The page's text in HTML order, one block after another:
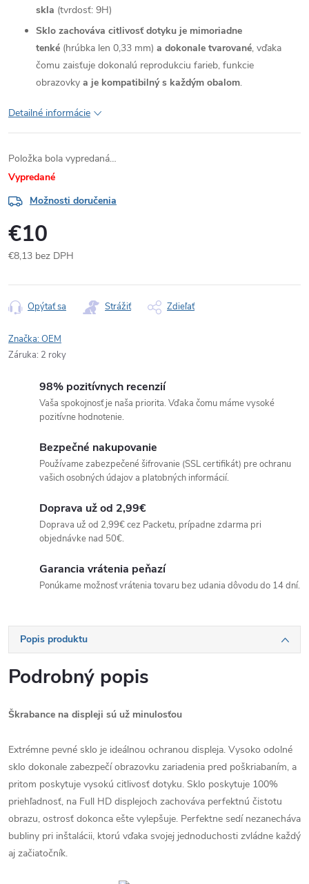
skla (tvrdosť: 9H)
Sklo zachováva citlivosť dotyku je mimoriadne
tenké (hrúbka len 0,33 mm) a dokonale tvarované, vďaka
čomu zaisťuje dokonalú reprodukciu farieb, funkcie
obrazovky a je kompatibilný s každým obalom.
Detailné informácie
Položka bola vypredaná…
Vypredané
Možnosti doručenia
€10
€8,13 bez DPH
cena:
Opýtať sa Strážiť Zdieľať
Značka:OEM
Záruka: 2 roky
98% pozitívnych recenzií
Vaša spokojnosť je naša priorita. Vďaka čomu máme vysoké
pozitívne hodnotenie.
Bezpečné nakupovanie
Používame zabezpečené šifrovanie (SSL certifikát) pre ochranu
vašich osobných údajov a platobných informácií.
Doprava už od 2,99€
Doprava už od 2,99€ cez Packetu, prípadne zdarma pri
objednávke nad 50€.
Garancia vrátenia peňazí
Ponúkame možnosť vrátenia tovaru bez udania dôvodu do 14 dní.
Popis produktu
Podrobný popis
Škrabance na displeji sú už minulosťou
Extrémne pevné sklo je ideálnou ochranou displeja. Vysoko odolné
sklo dokonale zabezpečí obrazovku zariadenia pred poškriabaním, a
pritom poskytuje vysokú citlivosť dotyku. Sklo poskytuje 100%
priehľadnosť, na Full HD displejoch zachováva perfektnú čistotu
obrazu, ostrosť dokonca ešte vylepšuje. Perfektne sedí nezanecháva
bubliny pri inštalácii, ktorú vďaka svojej jednoduchosti zvládne každý
aj začiatočník.